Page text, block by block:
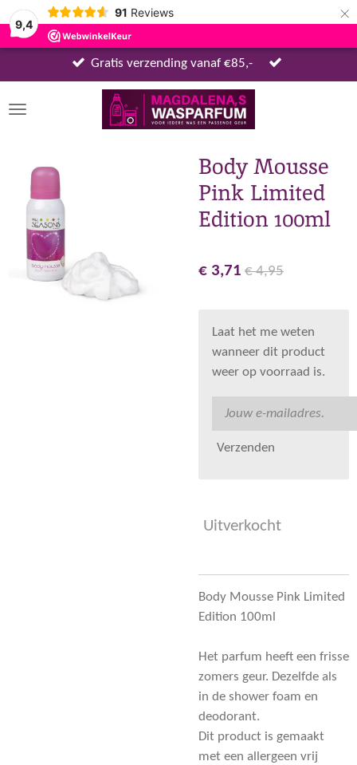
9,4
91 Reviews ×
Gratis verzending vanaf €85,-
Body Mousse
Pink Limited
Edition 100ml
€ 3,71 € 4,95
Laat het me weten
wanneer dit product
weer op voorraad is.
Verzenden
Uitverkocht
Body Mousse Pink Limited
Edition 100ml
Het parfum heeft een frisse
zomers geur. Dezelfde als
in de shower foam en
deodorant.
Dit product is gemaakt
met een allergeen vrij